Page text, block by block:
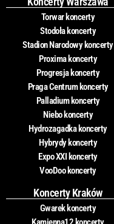
Torwar koncerty
Stodoła koncerty
Stadion Narodowy koncerty
Proxima koncerty
Progresja koncerty
Praga Centrum koncerty
Palladium koncerty
Niebo koncerty
Hydrozagadka koncerty
Hybrydy koncerty
Expo XXI koncerty
VooDoo koncerty
Koncerty Kraków
Gwarek koncerty